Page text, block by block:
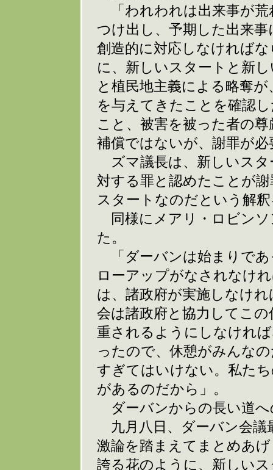
「われわれは出来事が荒
つけ出し、予期した出来
創造的に対応しなければ
に、新しいスタートと新
と植民地主義による略奪
を与えてきたことを確認
こと、被害を被った者の
補償ではないが、謝罪が
ズマ議長は、新しいスタ
対する罪と認めたことが
スタートなのだという解
同様にメアリ・ロビンソ
た。
「ダーバンは始まりであ
ローアップがなされなけ
は、諸政府が実施しなけ
会は諸政府と協力してこ
重されるようにしなけれ
ったので、休憩がみんな
すぎてはいけない。私た
があるのだから」。
ダーバンからの長い道へ
九月八日、ダーバン会議
激論を踏まえてまとめあ
誇る花のように、新しい